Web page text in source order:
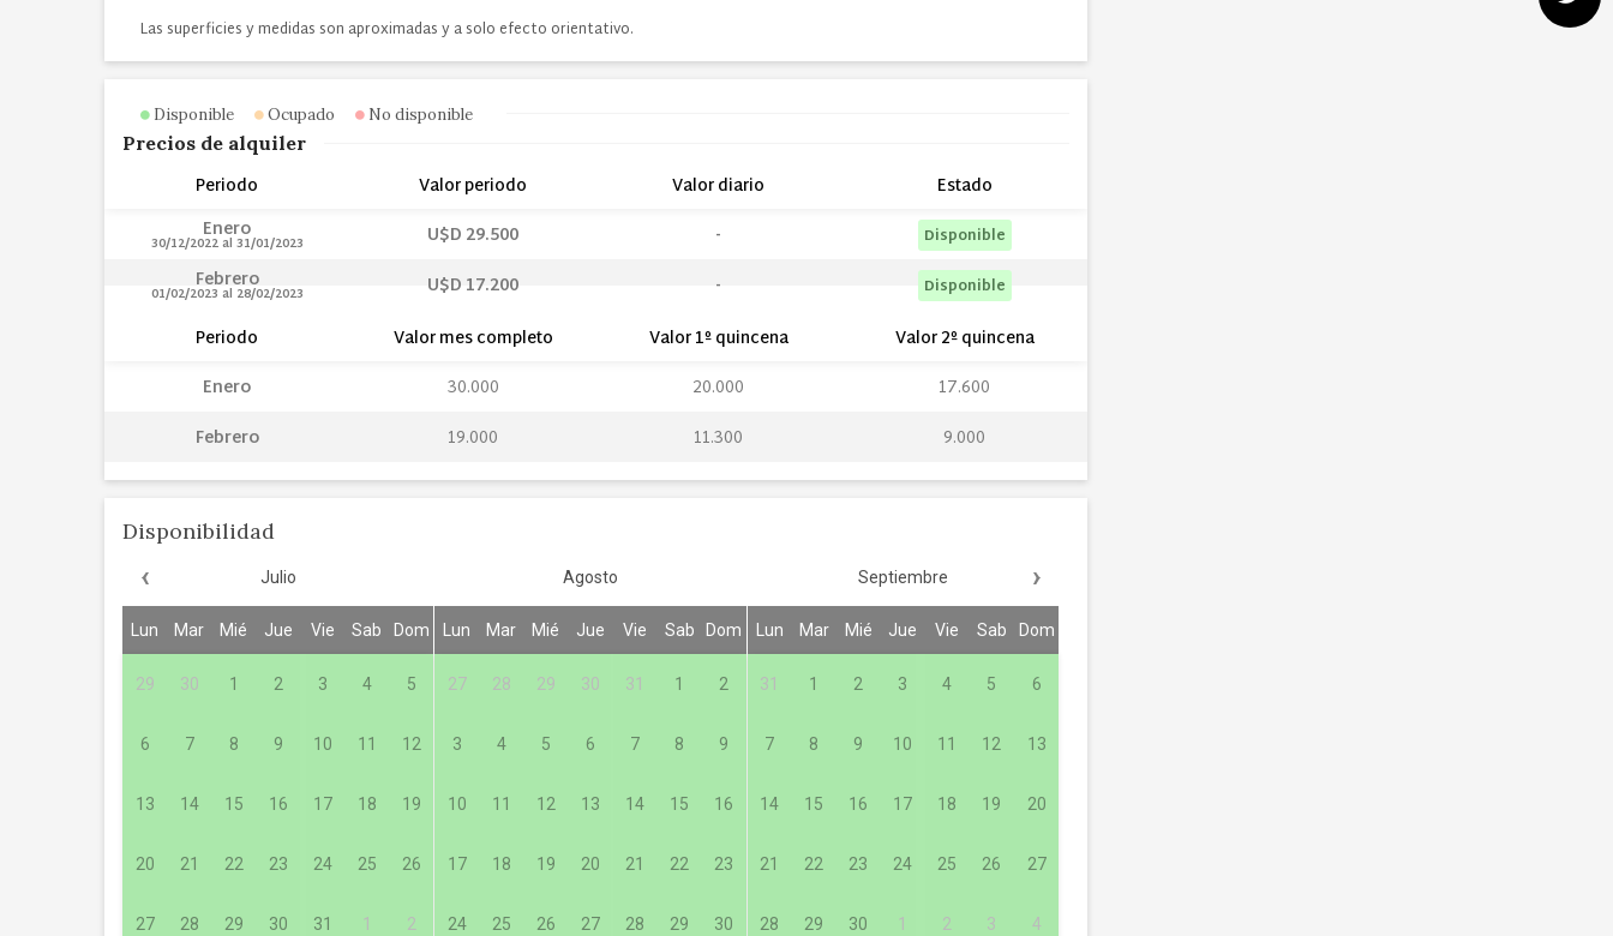
Las superficies y medidas son aproximadas y a solo efecto orientativo.
Disponible Ocupado No disponible
Precios de alquiler
Periodo Valor periodo Valor diario
Estado
Enero
30/12/2022al 31/01/2023 U$D 29.500 - Disponible
Febrero
01/02/2023 al 28/02/2023 U$D 17.200 - Disponible
Periodo Valor mes completo Valor 1º quincena
Valor 2º quincena
Enero
30.000 20.000
17.600
Febrero
19.000 11.300 9.000
Disponibilidad
‹ Julio
Lun Mar Mié Jue Vie Sab Dom
29 30 1 2 3 4 5
6 7 8 9 10 11 12
13 14 15 16 17 18 19
20 21 22 23 24 25 26
27 28 29 30 31 1 2
Agosto
Lun Mar Mié Jue Vie Sab Dom
27 28 29 30 31 1 2
3 4 5 6 7 8 9
10 11 12 13 14 15 16
17 18 19 20 21 22 23
24 25 26 27 28 29 30
Septiembre ›
Lun Mar Mié Jue Vie Sab Dom
31 1 2 3 4 5 6
7 8 9 10 11 12 13
14 15 16 17 18 19 20
21 22 23 24 25 26 27
28 29 30 1 2 3 4